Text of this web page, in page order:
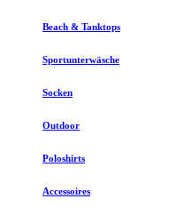
Beach & Tanktops
Sportunterwäsche
Socken
Outdoor
Poloshirts
Accessoires